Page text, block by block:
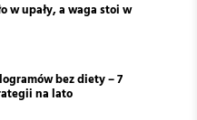
w upały, a waga stoi w
bez diety – 7
na lato